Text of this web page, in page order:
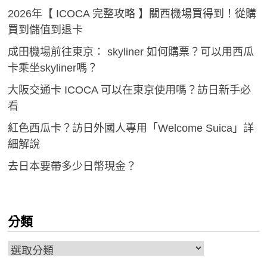
2026年【 ICOCA 完整攻略 】關西機場買得到！從購
買到儲值到退卡
成田機場前往東京： skyliner 如何購票？可以用西瓜
卡乘坐skyliner嗎？
大阪交通卡 ICOCA 可以在東京使用嗎？訪日新手必
看
紅色西瓜卡？訪日外國人專用「Welcome Suica」詳
細解說
去日本要帶多少日幣現金？
分類
分